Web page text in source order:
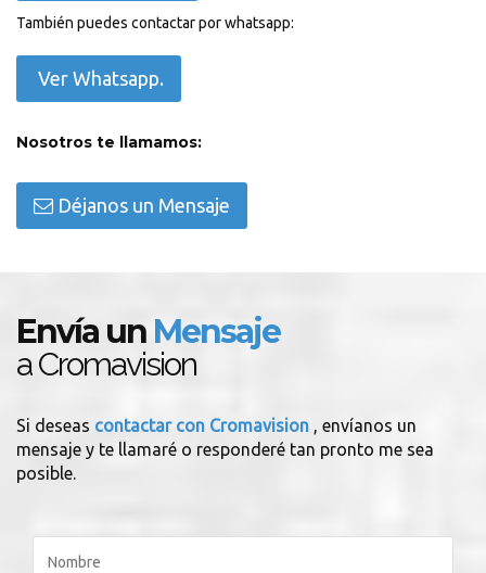
También puedes contactar por whatsapp:
Ver Whatsapp.
Nosotros te llamamos:
Déjanos un Mensaje
Envía un Mensaje
a Cromavision
Si deseas contactar con Cromavision , envíanos un
mensaje y te llamaré o responderé tan pronto me sea
posible.